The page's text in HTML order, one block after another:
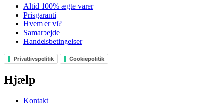
Altid 100% ægte varer
Prisgaranti
Hvem er vi?
Samarbejde
Handelsbetingelser
Privatlivspolitik Cookiepolitik
Hjælp
Kontakt